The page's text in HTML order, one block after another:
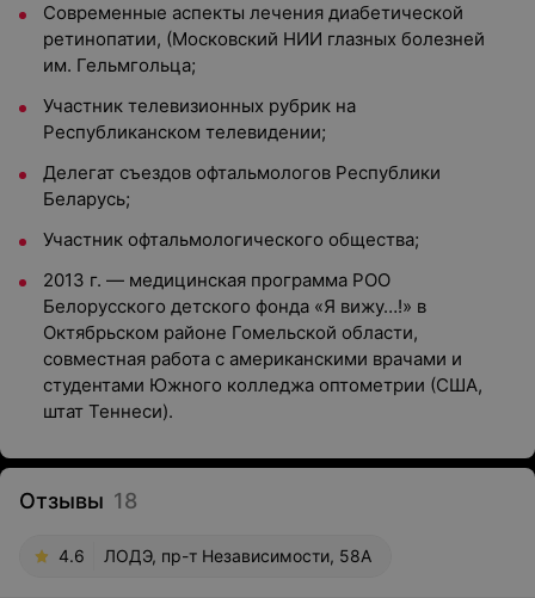
Современные аспекты лечения диабетической
ретинопатии, (Московский НИИ глазных болезней
им. Гельмгольца;
Участник телевизионных рубрик на
Республиканском телевидении;
Делегат съездов офтальмологов Республики
Беларусь;
Участник офтальмологического общества;
2013 г. — медицинская программа РОО
Белорусского детского фонда «Я вижу…!» в
Октябрьском районе Гомельской области,
совместная работа с американскими врачами и
студентами Южного колледжа оптометрии (США,
штат Теннеси).
Отзывы 18
4.6 ЛОДЭ, пр-т Независимости, 58А